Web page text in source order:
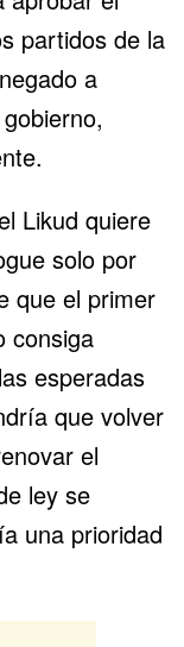
partidos de la
a
Likud quiere
solo por
que el primer
consiga
esperadas
que volver
el
ley se
una prioridad